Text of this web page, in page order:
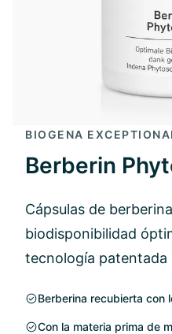
BIOGENA
Berberin
Cápsulas de
biodisponibilidad
tecnología patentada
Berberina recubierta con
Con la materia prima de